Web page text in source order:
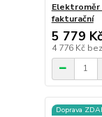
fakturační
5 779 Kč
4 776 Kč
Doprava